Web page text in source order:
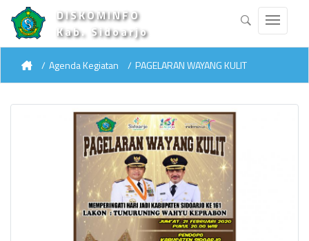
DISKOMINFO
Kab. Sidoarjo
Agenda Kegiatan PAGELARAN WAYANG KULIT